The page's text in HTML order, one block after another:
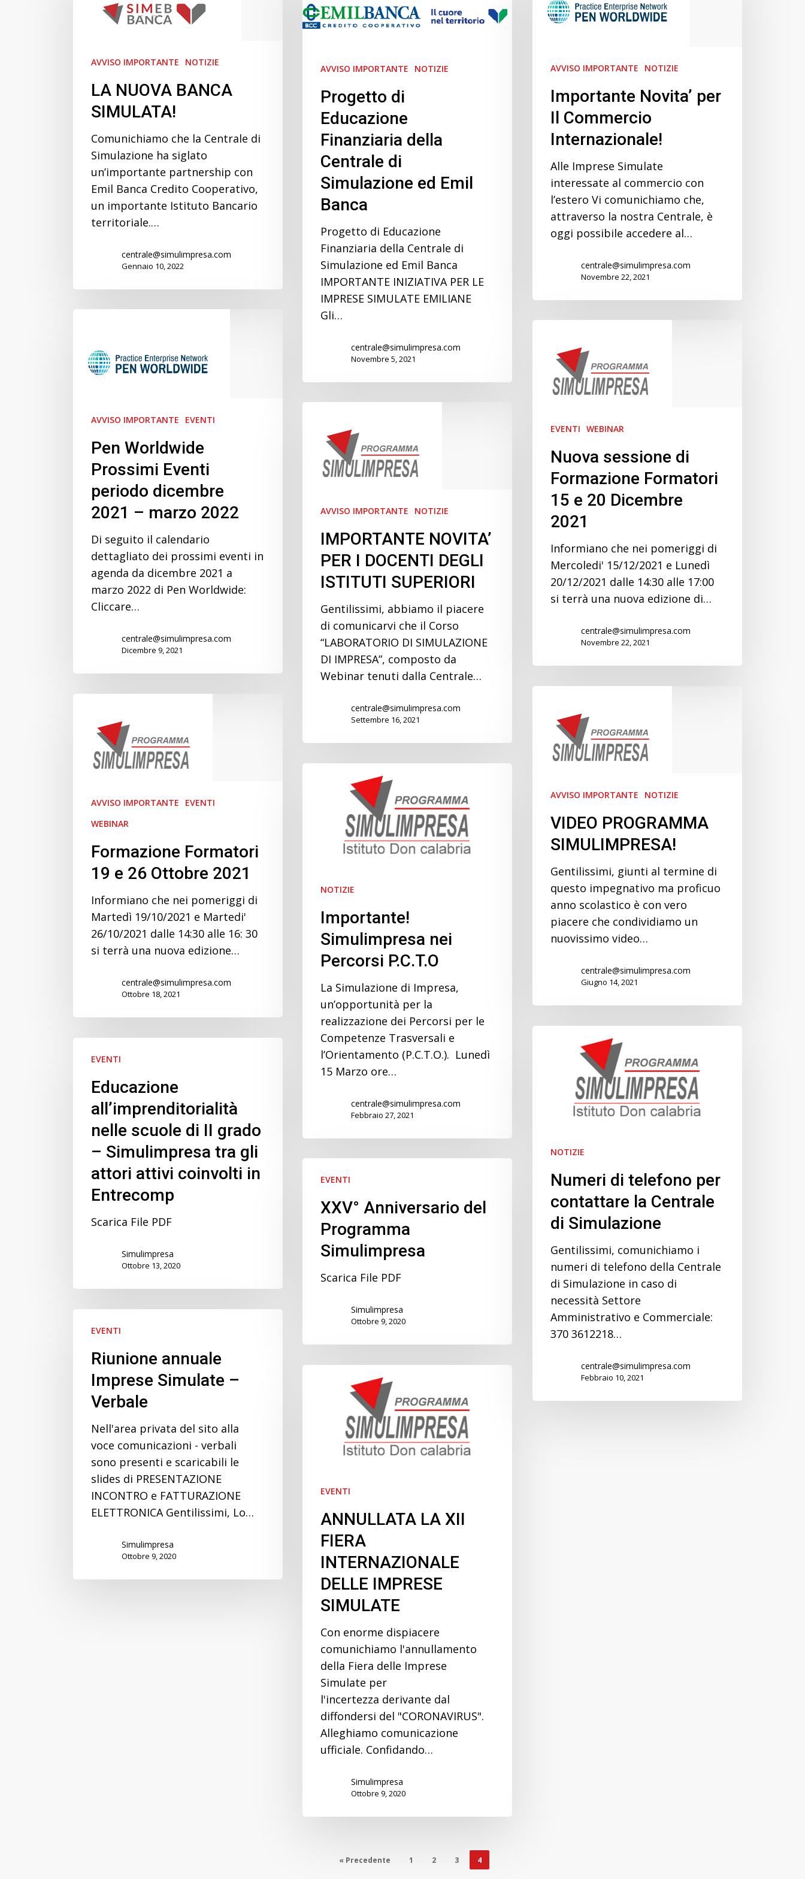
SIMULATA!
AVVISO IMPORTANTE NOTIZIE
LA NUOVA BANCA
SIMULATA!
Comunichiamo che la Centrale di
Simulazione ha siglato
un’importante partnership con
Emil Banca Credito Cooperativo,
un importante Istituto Bancario
territoriale.…
centrale@simulimpresa.com
Gennaio 10, 2022
Finanziaria
della
Emil
Banca
AVVISO IMPORTANTE NOTIZIE
Progetto di
Educazione
Finanziaria della
Centrale di
Simulazione ed Emil
Banca
Progetto di Educazione
Finanziaria della Centrale di
Simulazione ed Emil Banca
IMPORTANTE INIZIATIVA PER LE
IMPRESE SIMULATE EMILIANE
Gli…
centrale@simulimpresa.com
Novembre 5, 2021
AVVISO IMPORTANTE NOTIZIE
Importante Novita’ per
Il Commercio
Internazionale!
Alle Imprese Simulate
interessate al commercio con
l’estero Vi comunichiamo che,
attraverso la nostra Centrale, è
oggi possibile accedere al…
centrale@simulimpresa.com
Novembre 22, 2021
Prossimi
Eventi
2021
marzo
2022
AVVISO IMPORTANTE EVENTI
Pen Worldwide
Prossimi Eventi
periodo dicembre
2021 – marzo 2022
Di seguito il calendario
dettagliato dei prossimi eventi in
agenda da dicembre 2021 a
marzo 2022 di Pen Worldwide:
Cliccare…
centrale@simulimpresa.com
Dicembre 9, 2021
Formazione
Formatori
Dicembre
2021
EVENTI WEBINAR
Nuova sessione di
Formazione Formatori
15 e 20 Dicembre
2021
Informiano che nei pomeriggi di
Mercoledi' 15/12/2021 e Lunedì
20/12/2021 dalle 14:30 alle 17:00
si terrà una nuova edizione di…
centrale@simulimpresa.com
Novembre 22, 2021
DOCENTI
ISTITUTI
AVVISO IMPORTANTE NOTIZIE
IMPORTANTE NOVITA’
PER I DOCENTI DEGLI
ISTITUTI SUPERIORI
Gentilissimi, abbiamo il piacere
di comunicarvi che il Corso
“LABORATORIO DI SIMULAZIONE
DI IMPRESA”, composto da
Webinar tenuti dalla Centrale…
centrale@simulimpresa.com
Settembre 16, 2021
PROGRAMMA
SIMULIMPRESA!
AVVISO IMPORTANTE NOTIZIE
VIDEO PROGRAMMA
SIMULIMPRESA!
Gentilissimi, giunti al termine di
questo impegnativo ma proficuo
anno scolastico è con vero
piacere che condividiamo un
nuovissimo video…
centrale@simulimpresa.com
Giugno 14, 2021
Formatori
2021AVVISO IMPORTANTE
EVENTI
WEBINAR
Formazione Formatori
19 e 26 Ottobre 2021
Informiano che nei pomeriggi di
Martedì 19/10/2021 e Martedi'
26/10/2021 dalle 14:30 alle 16: 30
si terrà una nuova edizione…
centrale@simulimpresa.com
Ottobre 18, 2021
Simulimpresa
NOTIZIE
Importante!
Simulimpresa nei
Percorsi P.C.T.O
La Simulazione di Impresa,
un’opportunità per la
realizzazione dei Percorsi per le
Competenze Trasversali e
l’Orientamento (P.C.T.O.). Lunedì
15 Marzo ore…
centrale@simulimpresa.com
Febbraio 27, 2021
contattare
NOTIZIE
Numeri di telefono per
contattare la Centrale
di Simulazione
Gentilissimi, comunichiamo i
numeri di telefono della Centrale
di Simulazione in caso di
necessità Settore
Amministrativo e Commerciale:
370 3612218…
centrale@simulimpresa.com
Febbraio 10, 2021
all’imprenditorialità
nelle
scuole
Simulimpresa
attori
EVENTI
Educazione
all’imprenditorialità
nelle scuole di II grado
– Simulimpresa tra gli
attori attivi coinvolti in
Entrecomp
Scarica File PDF
Simulimpresa
Ottobre 13, 2020
Anniversario
Programma
Simulimpresa
EVENTI
XXV° Anniversario del
Programma
Simulimpresa
Scarica File PDF
Simulimpresa
Ottobre 9, 2020
annuale
Imprese
Simulate
Verbale
EVENTI
Riunione annuale
Imprese Simulate –
Verbale
Nell'area privata del sito alla
voce comunicazioni - verbali
sono presenti e scaricabili le
slides di PRESENTAZIONE
INCONTRO e FATTURAZIONE
ELETTRONICA Gentilissimi, Lo…
Simulimpresa
Ottobre 9, 2020
INTERNAZIONALE
SIMULATE
EVENTI
ANNULLATA LA XII
FIERA
INTERNAZIONALE
DELLE IMPRESE
SIMULATE
Con enorme dispiacere
comunichiamo l'annullamento
della Fiera delle Imprese
Simulate per
l'incertezza derivante dal
diffondersi del "CORONAVIRUS".
Alleghiamo comunicazione
ufficiale. Confidando…
Simulimpresa
Ottobre 9, 2020
« Precedente 1 2 3 4